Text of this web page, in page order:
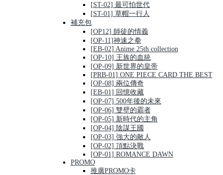
[ST-02] 最可怕世代
[ST-01] 草帽一行人
補充包
[OP12] 師徒的情義
[OP-11]神速之拳
[EB-02] Anime 25th collection
[OP-10] 王族的血統
[OP-09] 新世界的皇帝
[PRB-01] ONE PIECE CARD THE BEST
[OP-08] 兩位傳奇
[EB-01] 回憶收藏
[OP-07] 500年後的未來
[OP-06] 雙壁的霸者
[OP-05] 新時代的主角
[OP-04] 陰謀王國
[OP-03] 強大的敵人
[OP-02] 頂點決戰
[OP-01] ROMANCE DAWN
PROMO
推廣PROMO卡